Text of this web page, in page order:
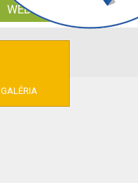
WEBSHOP
GALÉRIA